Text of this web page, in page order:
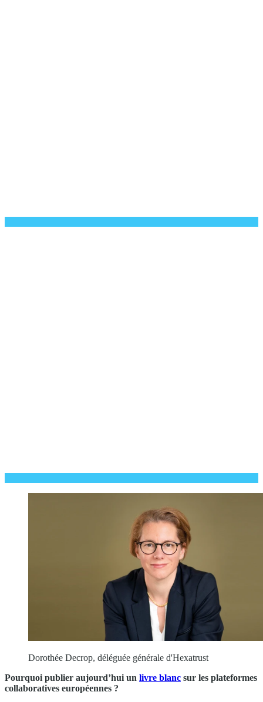
Dorothée Decrop, déléguée générale d'Hexatrust
Pourquoi publier aujourd’hui un livre blanc sur les plateformes
collaboratives européennes ?